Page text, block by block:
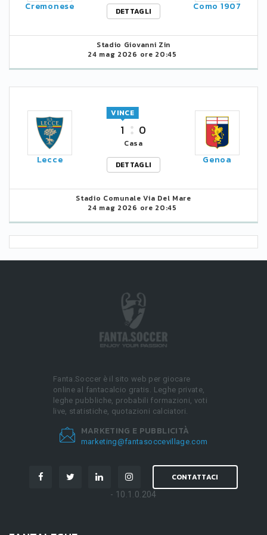
Cremonese DETTAGLI Como 1907
Stadio Giovanni Zin
24 mag 2026 ore 20:45
Lecce
1
VINCE
0
Casa
DETTAGLI
Genoa
Stadio Comunale Via Del Mare
24 mag 2026 ore 20:45
Fanta.Soccer è il sito web per giocare
online al fantacalcio gratis. Leghe private,
leghe pubbliche, probabili formazioni, voti
live, statistiche, quotazioni calciatori.
MARKETING E PUBBLICITÀ
marketing@fantasoccevillage.com
CONTATTACI
- 10.1.0.204